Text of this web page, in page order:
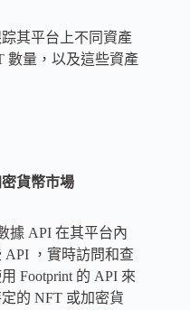
其平台上不同資產
數量，以及這些資產
貨幣市場
據 API 在其平台內
，實時訪問和查
Footprint 的 API 來
的 NFT 或加密貨